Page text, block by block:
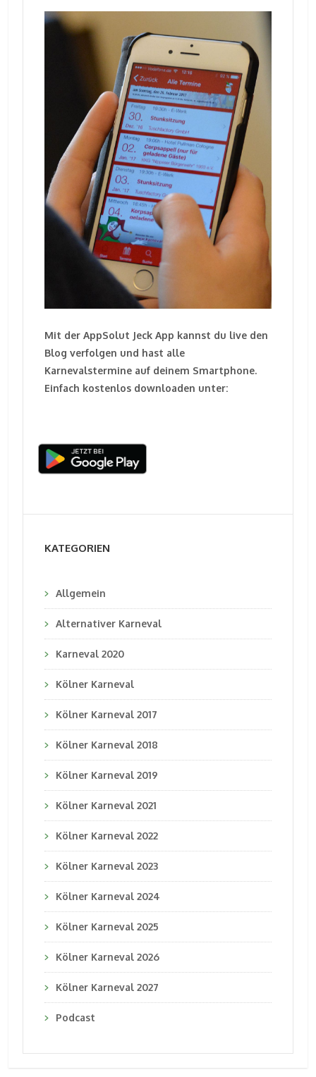
Mit der AppSolut Jeck App kannst du live den
Blog verfolgen und hast alle
Karnevalstermine auf deinem Smartphone.
Einfach kostenlos downloaden unter:
KATEGORIEN
Allgemein
Alternativer Karneval
Karneval 2020
Kölner Karneval
Kölner Karneval 2017
Kölner Karneval 2018
Kölner Karneval 2019
Kölner Karneval 2021
Kölner Karneval 2022
Kölner Karneval 2023
Kölner Karneval 2024
Kölner Karneval 2025
Kölner Karneval 2026
Kölner Karneval 2027
Podcast